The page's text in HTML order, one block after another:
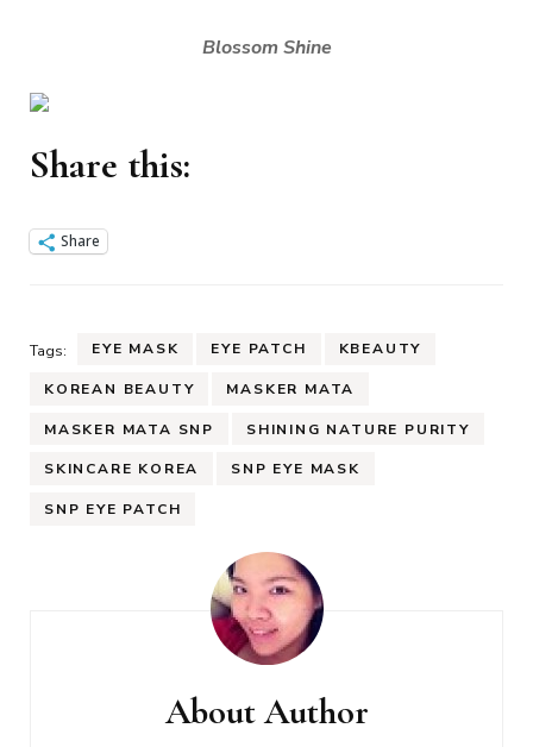
Blossom Shine
Share this:
Share
Tags: EYE MASK EYE PATCH KBEAUTY
KOREAN BEAUTY MASKER MATA
MASKER MATA SNP SHINING NATURE PURITY
SKINCARE KOREA SNP EYE MASK
SNP EYE PATCH
About Author